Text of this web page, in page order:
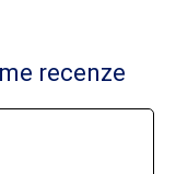
recenze